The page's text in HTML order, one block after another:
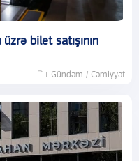
bilet satışının
Gündəm / Cəmiyyət